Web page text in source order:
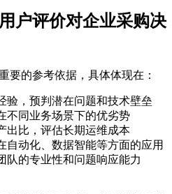
户评价对企业采购决
要的参考依据，具体体现在：
验，预判潜在问题和技术壁垒
不同业务场景下的优劣势
出比，评估长期运维成本
自动化、数据智能等方面的应用
队的专业性和问题响应能力